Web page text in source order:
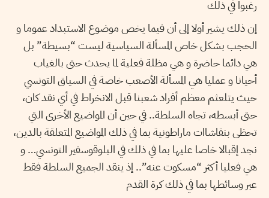
رغبوا في ذلك
إن ذلك يشير أولا إلى أن فيما يخص موضوع الاستبداد عموما و
الحجب بشكل خاص المسألة السياسية ليست “بسيطة” بل
هي دائما حاضرة و هي مظلة فعلية لما يحدث حتى بالغياب
أحيانا و عمليا هي المسألة الأصعب خاصة في السياق التونسي
حيث يتلعثم معظم أفراد شعبنا قبل الانخراط في أي نقد كان،
حتى أبسطه، تجاه السلطة.. في حين أن المواضيع الأخرى التي
تحظى بنقاشاات ماراطونية بما في ذلك المواضيع المتعلقة بالدين،
نجد إقبالا خاصا عليها بما في ذلك في البلوقوسفير التونسي… و
هي فعليا أكثر “مسكوت عنه”.. إذ ينقد الجميع السلطة فقط
عبر وسائطها بما في ذلك كرة القدم